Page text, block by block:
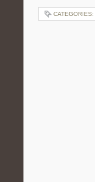
CATEGORIES: